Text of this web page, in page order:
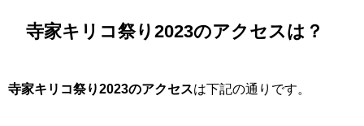
寺家キリコ祭り2023のアクセスは？
寺家キリコ祭り2023のアクセスは下記の通りです。